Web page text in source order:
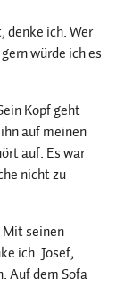
denke ich. Wer
würde ich es
Kopf geht
auf meinen
auf. Es war
nicht zu
Mit seinen
ich. Josef,
Auf dem Sofa